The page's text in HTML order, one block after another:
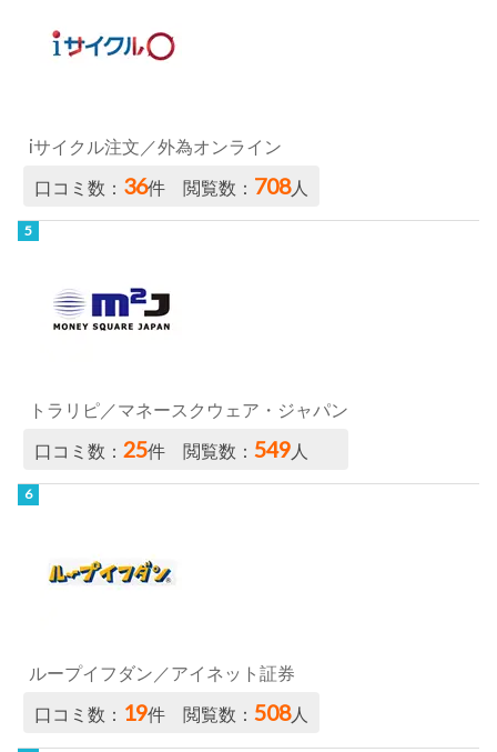
iサイクル注文／外為オンライン
口コミ数： 36件 閲覧数： 708人
トラリピ／マネースクウェア・ジャパン
口コミ数：25件 閲覧数：549 人
ループイフダン／アイネット証券
口コミ数： 19件 閲覧数：508人